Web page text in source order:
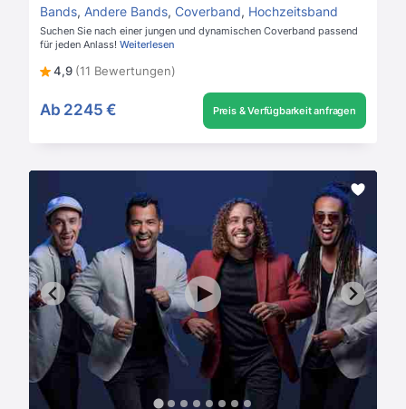
Bands, Andere Bands, Coverband, Hochzeitsband
Suchen Sie nach einer jungen und dynamischen Coverband passend
für jeden Anlass! Weiterlesen
4,9 (11 Bewertungen)
Ab 2245 € Preis & Verfügbarkeit anfragen